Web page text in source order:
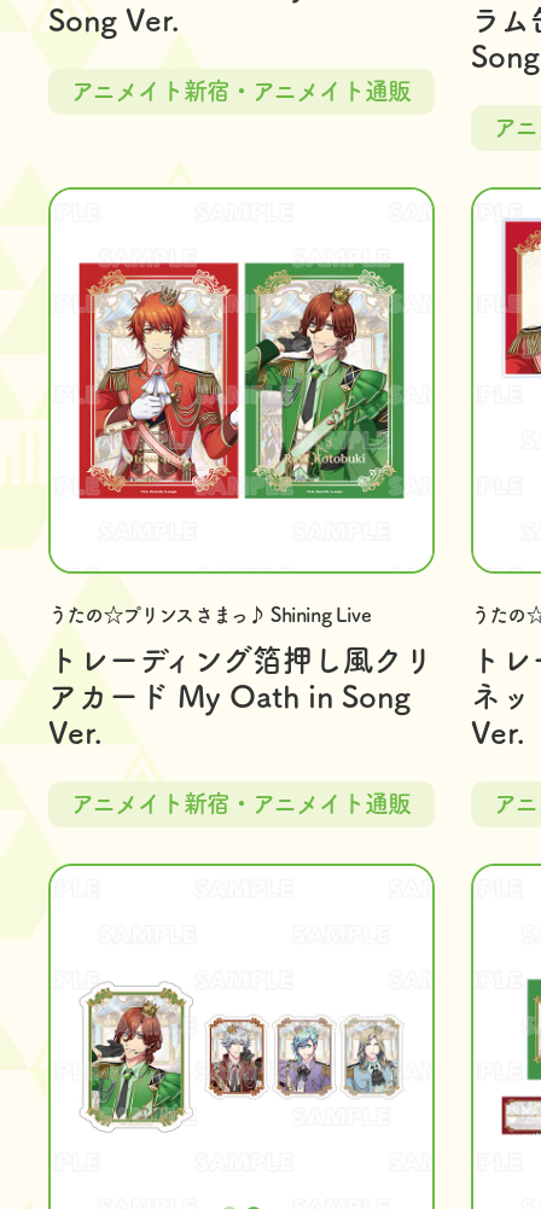
Song Ver.
アニメイト新宿・アニメイト通販
ラ
ア
うたの☆プリンスさまっ♪ Shining Live
トレーディング箔押し風クリ
アカード My Oath in Song
Ver.
アニメイト新宿・アニメイト通販
うたの
ト
ネ
Ver.
ア